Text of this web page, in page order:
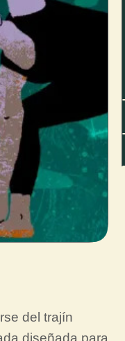
del trajín
diseñada para